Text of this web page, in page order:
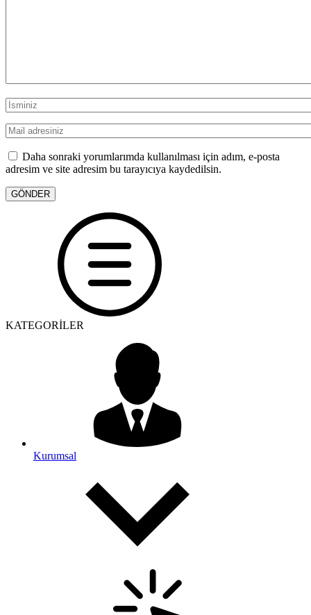
Daha sonraki yorumlarımda kullanılması için adım, e-posta
adresim ve site adresim bu tarayıcıya kaydedilsin.
KATEGORİLER
Kurumsal